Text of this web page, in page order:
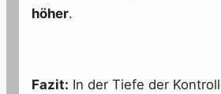
höher.
Fazit: In der Tiefe der